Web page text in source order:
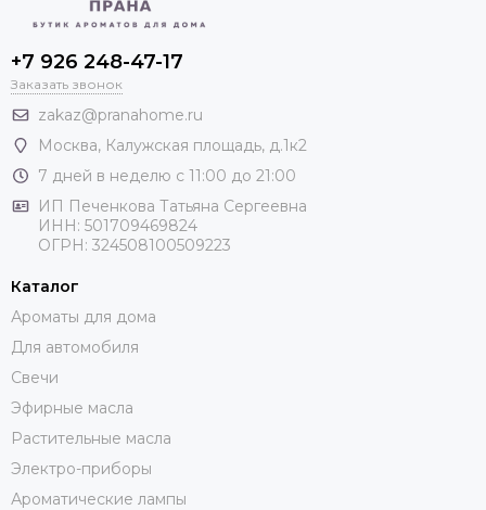
+7 926 248-47-17
Заказать звонок
zakaz@pranahome.ru
Москва, Калужская площадь, д.1к2
7 дней в неделю с 11:00 до 21:00
ИП Печенкова Татьяна Сергеевна
ИНН: 501709469824
ОГРН: 324508100509223
Каталог
Ароматы для дома
Для автомобиля
Свечи
Эфирные масла
Растительные масла
Электро-приборы
Ароматические лампы